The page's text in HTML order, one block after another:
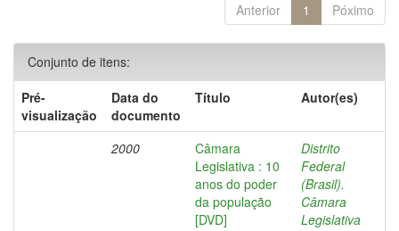
Anterior 1 Póximo
Conjunto de itens:
Pré-
visualização
Data do
documento
Título Autor(es)
2000
Câmara
Legislativa : 10
anos do poder
da população
[DVD]
Distrito
Federal
(Brasil).
Câmara
Legislativa